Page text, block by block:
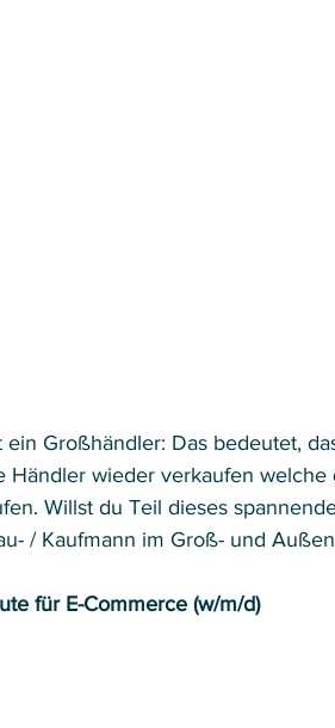
ein Großhändler: Das bedeutet,
Händler wieder verkaufen
Willst du Teil dieses
/ Kaufmann im Groß- und
für E-Commerce (w/m/d)